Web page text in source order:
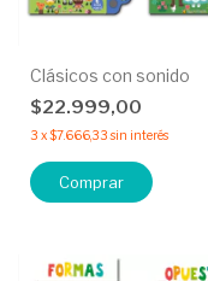
Clásicos con sonido
$22.999,00
3 x$7.666,33 sin interés
Comprar